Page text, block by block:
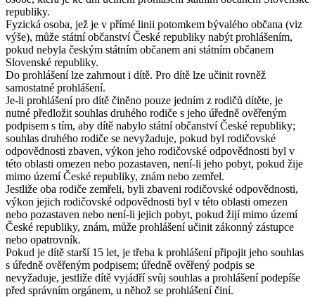
republiky.
Fyzická osoba, jež je v přímé linii potomkem bývalého občana (viz
výše), může státní občanství České republiky nabýt prohlášením,
pokud nebyla českým státním občanem ani státním občanem
Slovenské republiky.
Do prohlášení lze zahrnout i dítě. Pro dítě lze učinit rovněž
samostatné prohlášení.
Je-li prohlášení pro dítě činěno pouze jedním z rodičů dítěte, je
nutné předložit souhlas druhého rodiče s jeho úředně ověřeným
podpisem s tím, aby dítě nabylo státní občanství České republiky;
souhlas druhého rodiče se nevyžaduje, pokud byl rodičovské
odpovědnosti zbaven, výkon jeho rodičovské odpovědnosti byl v
této oblasti omezen nebo pozastaven, není-li jeho pobyt, pokud žije
mimo území České republiky, znám nebo zemřel.
Jestliže oba rodiče zemřeli, byli zbaveni rodičovské odpovědnosti,
výkon jejich rodičovské odpovědnosti byl v této oblasti omezen
nebo pozastaven nebo není-li jejich pobyt, pokud žijí mimo území
České republiky, znám, může prohlášení učinit zákonný zástupce
nebo opatrovník.
Pokud je dítě starší 15 let, je třeba k prohlášení připojit jeho souhlas
s úředně ověřeným podpisem; úředně ověřený podpis se
nevyžaduje, jestliže dítě vyjádří svůj souhlas a prohlášení podepíše
před správním orgánem, u něhož se prohlášení činí.